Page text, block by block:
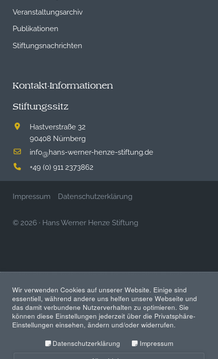
Veranstaltungsarchiv
Publikationen
Stiftungsnachrichten
Kontakt-Informationen
Stiftungssitz
Hastverstraße 32
90408 Nürnberg
info@hans-werner-henze-stiftung.de
+49 (0) 911 2373862
Impressum Datenschutzerklärung
© 2026 · Hans Werner Henze Stiftung
Wir verwenden Cookies auf unserer Website. Einige sind
essentiell, während andere uns helfen unsere Webseite und
das damit verbundene Nutzerverhalten zu optimieren. Sie
können diese Einstellungen jederzeit über die Privatsphäre-
Einstellungen einsehen, ändern und/oder widerrufen.
Datenschutzerklärung
Impressum